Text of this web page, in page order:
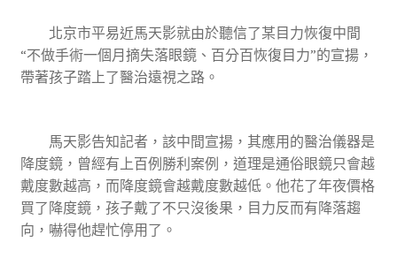
北京市平易近馬天影就由於聽信了某目力恢復中間
“不做手術一個月摘失落眼鏡、百分百恢復目力”的宣揚，
帶著孩子踏上了醫治遠視之路。
馬天影告知記者，該中間宣揚，其應用的醫治儀器是
降度鏡，曾經有上百例勝利案例，道理是通俗眼鏡只會越
戴度數越高，而降度鏡會越戴度數越低。他花了年夜價格
買了降度鏡，孩子戴了不只沒後果，目力反而有降落趨
向，嚇得他趕忙停用了。